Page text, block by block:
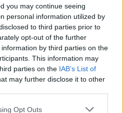
you may continue seeing
personal information utilized by
to third parties prior to
opt-out of the further
by third parties on the
This information may
parties on the IAB’s List of
may further disclose it to other
app uses one or more Google
Opt Outs